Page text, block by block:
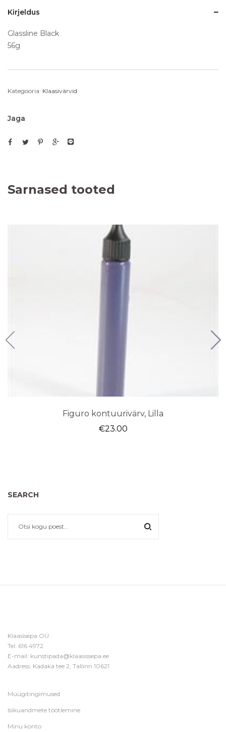
Kirjeldus
Glassline Black
56g
Kategooria: Klaasivärvid
Jaga
Sarnased tooted
Figuro kontuurivärv, Lilla
€23.00
SEARCH
Klaasisepa OÜ
Tel: 616 4972
E-mail: kunstipada@klaasissepa.ee
Aadress: Kadaka tee 2, Tallinn 10621
Müügitingimused
Isikuandmete töötlemine
Minu konto